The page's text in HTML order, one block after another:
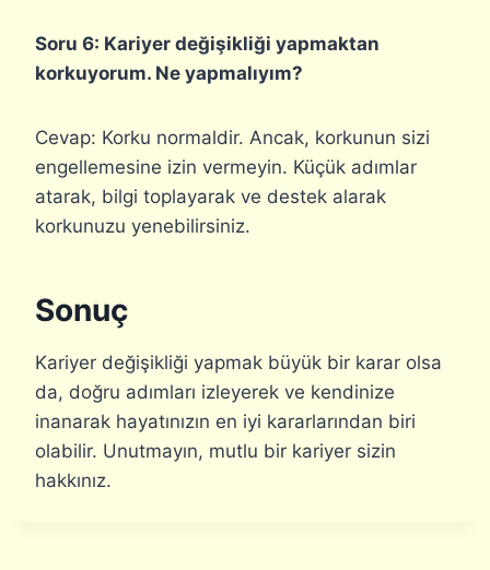
Soru 6: Kariyer değişikliği yapmaktan
korkuyorum. Ne yapmalıyım?
Cevap: Korku normaldir. Ancak, korkunun sizi
engellemesine izin vermeyin. Küçük adımlar
atarak, bilgi toplayarak ve destek alarak
korkunuzu yenebilirsiniz.
Sonuç
Kariyer değişikliği yapmak büyük bir karar olsa
da, doğru adımları izleyerek ve kendinize
inanarak hayatınızın en iyi kararlarından biri
olabilir. Unutmayın, mutlu bir kariyer sizin
hakkınız.